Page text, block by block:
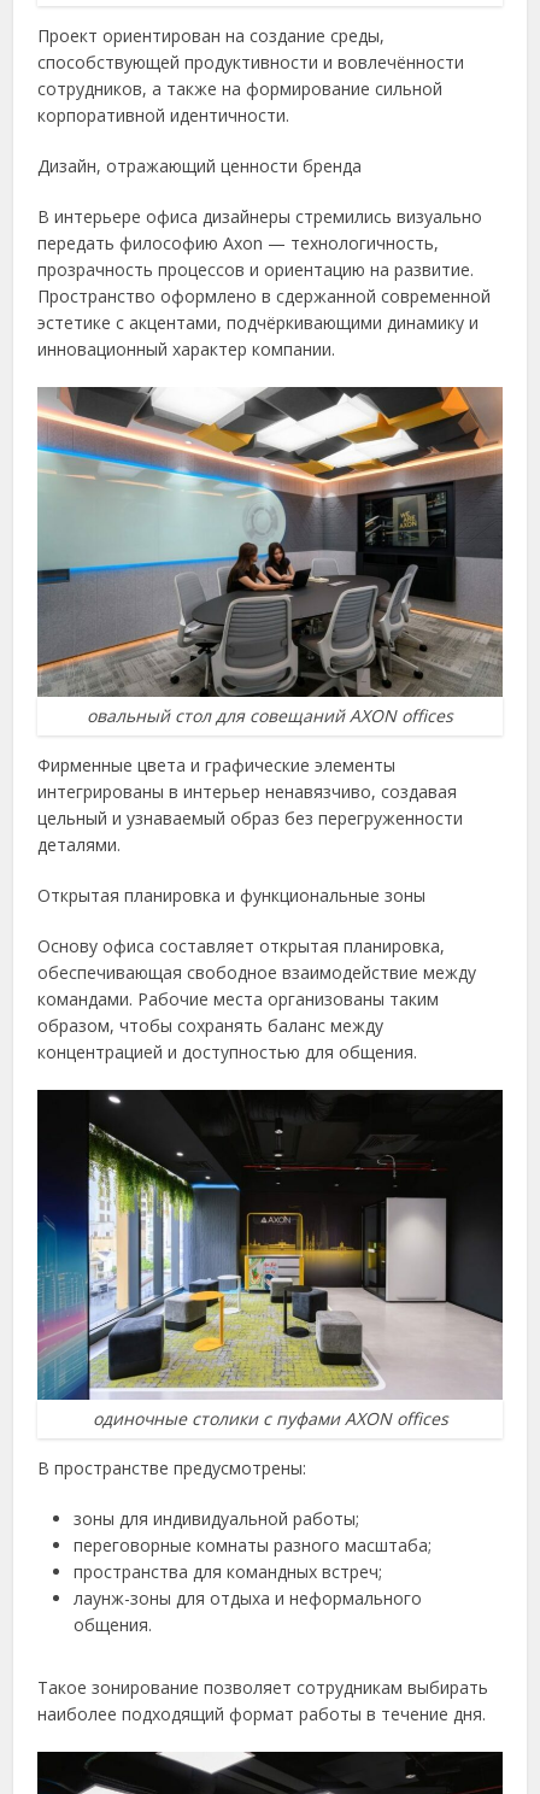
Проект ориентирован на создание среды,
способствующей продуктивности и вовлечённости
сотрудников, а также на формирование сильной
корпоративной идентичности.
Дизайн, отражающий ценности бренда
В интерьере офиса дизайнеры стремились визуально
передать философию Axon — технологичность,
прозрачность процессов и ориентацию на развитие.
Пространство оформлено в сдержанной современной
эстетике с акцентами, подчёркивающими динамику и
инновационный характер компании.
овальный стол для совещаний AXON offices
Фирменные цвета и графические элементы
интегрированы в интерьер ненавязчиво, создавая
цельный и узнаваемый образ без перегруженности
деталями.
Открытая планировка и функциональные зоны
Основу офиса составляет открытая планировка,
обеспечивающая свободное взаимодействие между
командами. Рабочие места организованы таким
образом, чтобы сохранять баланс между
концентрацией и доступностью для общения.
одиночные столики с пуфами AXON offices
В пространстве предусмотрены:
зоны для индивидуальной работы;
переговорные комнаты разного масштаба;
пространства для командных встреч;
лаунж-зоны для отдыха и неформального
общения.
Такое зонирование позволяет сотрудникам выбирать
наиболее подходящий формат работы в течение дня.